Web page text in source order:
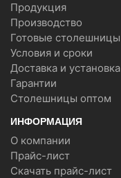
Продукция
Производство
Готовые столешницы
Условия и сроки
Доставка и установка
Гарантии
Столешницы оптом
ИНФОРМАЦИЯ
О компании
Прайс-лист
Скачать прайс-лист